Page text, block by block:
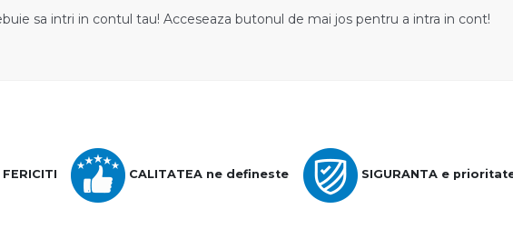
sa intri in contul tau! Acceseaza butonul de mai jos pentru a intra in cont!
CALITATEA ne defineste SIGURANTA e